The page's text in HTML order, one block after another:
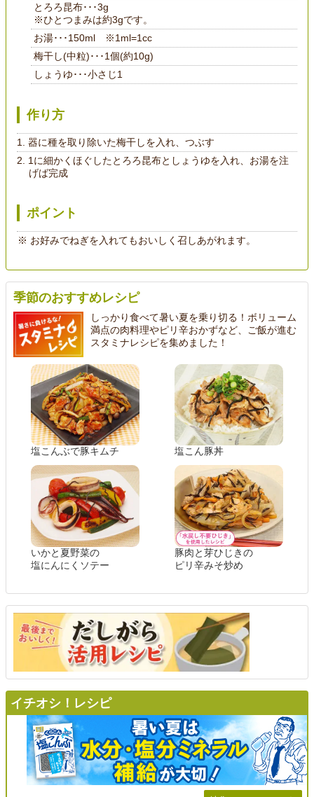
とろろ昆布･･･3g
※ひとつまみは約3gです。
お湯･･･150ml ※1ml=1cc
梅干し(中粒)･･･1個(約10g)
しょうゆ･･･小さじ1
作り方
器に種を取り除いた梅干しを入れ、つぶす
1に細かくほぐしたとろろ昆布としょうゆを入れ、お湯を注
げば完成
ポイント
お好みでねぎを入れてもおいしく召しあがれます。
季節のおすすめレシピ
しっかり食べて暑い夏を乗り切る！ボリューム
満点の肉料理やピリ辛おかずなど、ご飯が進む
スタミナレシピを集めました！
塩こんぶで豚キムチ 塩こん豚丼
いかと夏野菜の
塩にんにくソテー
豚肉と芽ひじきの
ピリ辛みそ炒め
イチオシ！レシピ